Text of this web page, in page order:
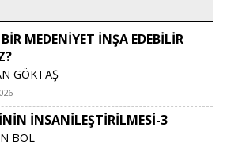
MEDENİYET İNŞA EDEBİLİR
GÖKTAŞ
İNSANİLEŞTİRİLMESİ-3
BOL